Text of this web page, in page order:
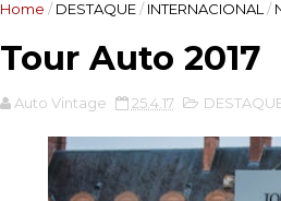
Home / DESTAQUE / INTERNACIONAL /
Tour Auto 2017
Auto Vintage 25.4.17